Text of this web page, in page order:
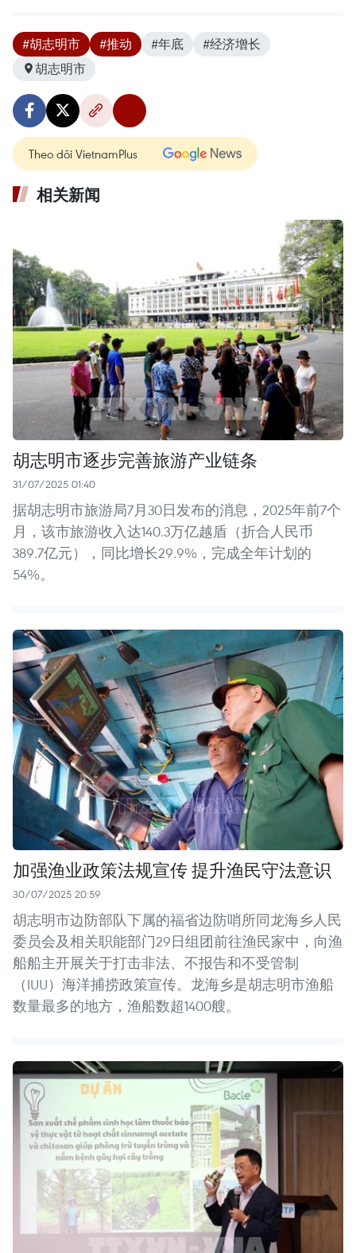
#胡志明市 #推动 #年底
#经济增长
胡志明市
Theo dõi VietnamPlus
相关新闻
胡志明市逐步完善旅游产业链条
31/07/2025 01:40
据胡志明市旅游局7月30日发布的消息，2025年前7个
月，该市旅游收入达140.3万亿越盾（折合人民币
389.7亿元），同比增长29.9%，完成全年计划的
54%。
加强渔业政策法规宣传 提升渔民守法意识
30/07/2025 20:59
胡志明市边防部队下属的福省边防哨所同龙海乡人民
委员会及相关职能部门29日组团前往渔民家中，向渔
船船主开展关于打击非法、不报告和不受管制
（IUU）海洋捕捞政策宣传。龙海乡是胡志明市渔船
数量最多的地方，渔船数超1400艘。